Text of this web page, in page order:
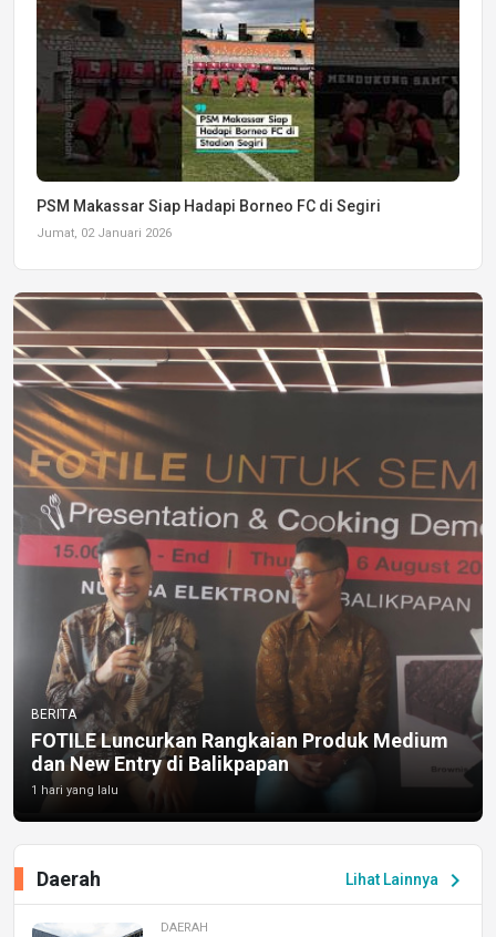
PSM Makassar Siap Hadapi Borneo FC di Segiri
Jumat, 02 Januari 2026
BERITA
FOTILE Luncurkan Rangkaian Produk Medium
dan New Entry di Balikpapan
1 hari yang lalu
Lihat Lainnya chevron_right
Daerah
DAERAH